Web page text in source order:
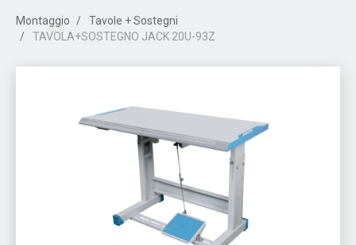
Montaggio
Tavole + Sostegni
TAVOLA+SOSTEGNO JACK 20U-93Z